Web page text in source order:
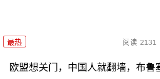
最热 阅读 2131
欧盟想关门，中国人就翻墙，布鲁